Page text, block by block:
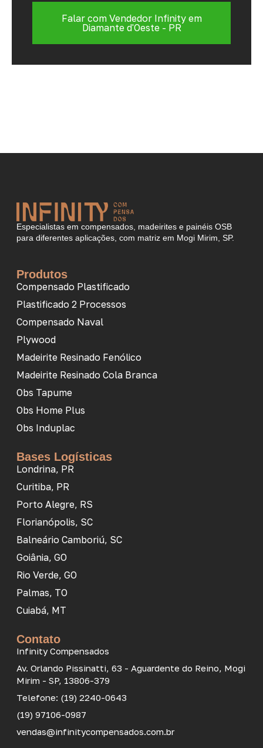
Falar com Vendedor Infinity em
Diamante d'Oeste - PR
Especialistas em compensados, madeirites e painéis OSB
para diferentes aplicações, com matriz em Mogi Mirim, SP.
Produtos
Compensado Plastificado
Plastificado 2 Processos
Compensado Naval
Plywood
Madeirite Resinado Fenólico
Madeirite Resinado Cola Branca
Obs Tapume
Obs Home Plus
Obs Induplac
Bases Logísticas
Londrina, PR
Curitiba, PR
Porto Alegre, RS
Florianópolis, SC
Balneário Camboriú, SC
Goiânia, GO
Rio Verde, GO
Palmas, TO
Cuiabá, MT
Contato
Infinity Compensados
Av. Orlando Pissinatti, 63 - Aguardente do Reino, Mogi
Mirim - SP, 13806-379
Telefone: (19) 2240-0643
(19) 97106-0987
vendas@infinitycompensados.com.br